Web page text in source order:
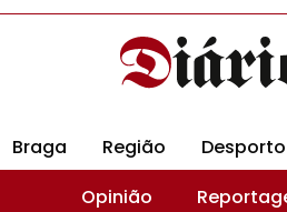
Braga Região Desporto
Opinião